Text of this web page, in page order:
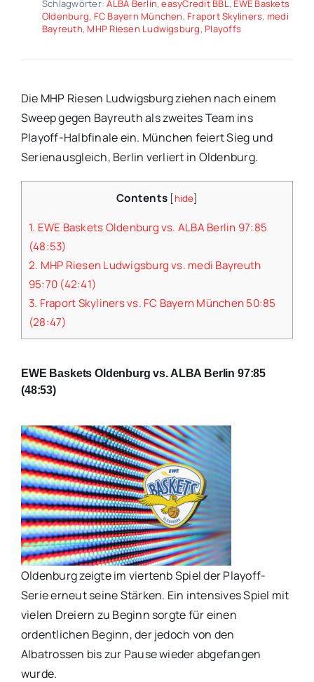
Schlagwörter:ALBA Berlin,easyCredit BBL, EWE Baskets
Oldenburg, FC Bayern München, Fraport Skyliners, medi
Bayreuth, MHP Riesen Ludwigsburg, Playoffs
Die MHP Riesen Ludwigsburg ziehen nach einem
Sweep gegen Bayreuth als zweites Team ins
Playoff-Halbfinale ein. München feiert Sieg und
Serienausgleich, Berlin verliert in Oldenburg.
Contents [hide]
1. EWE Baskets Oldenburg vs. ALBA Berlin 97:85
(48:53)
2. MHP Riesen Ludwigsburg vs. medi Bayreuth
95:70 (42:41)
3. Fraport Skyliners vs. FC Bayern München 50:85
(28:47)
EWE Baskets Oldenburg vs. ALBA Berlin 97:85
(48:53)
Oldenburg zeigte im viertenb Spiel der Playoff-
Serie erneut seine Stärken. Ein intensives Spiel mit
vielen Dreiern zu Beginn sorgte für einen
ordentlichen Beginn, der jedoch von den
Albatrossen bis zur Pause wieder abgefangen
wurde.